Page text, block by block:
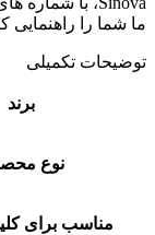
ما شما را راهنمایی
توضیحات تکمیلی
برند
نوع
مناسب برای